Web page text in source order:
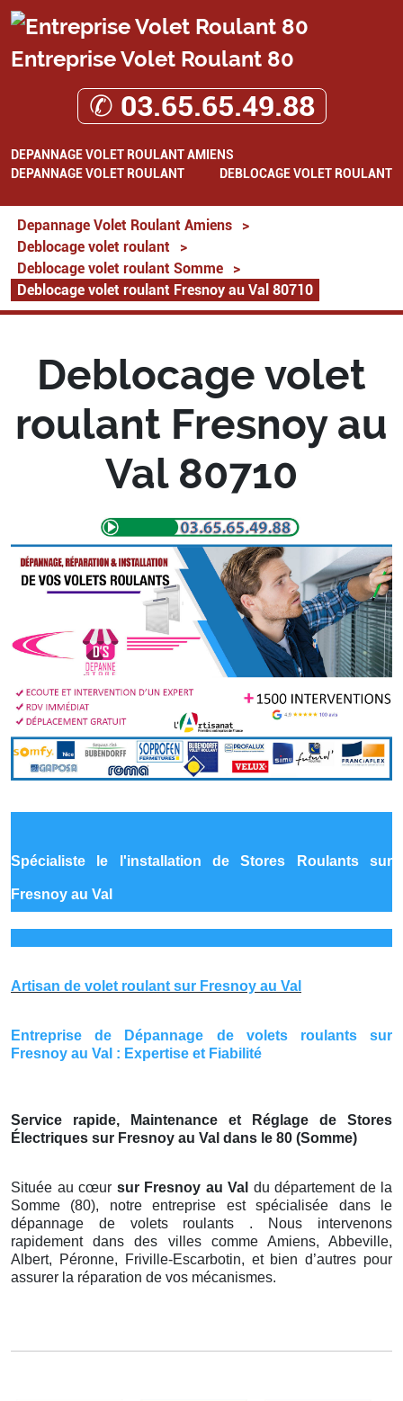
Entreprise Volet Roulant 80
✆ 03.65.65.49.88
DEPANNAGE VOLET ROULANT AMIENS
DEPANNAGE VOLET ROULANT
DEBLOCAGE VOLET ROULANT
Depannage Volet Roulant Amiens
>
Deblocage volet roulant
>
Deblocage volet roulant Somme
>
Deblocage volet roulant Fresnoy au Val 80710
Deblocage volet
roulant Fresnoy au
Val 80710
Spécialiste le l'installation de Stores Roulants sur
Fresnoy au Val
Artisan de volet roulant sur Fresnoy au Val
Entreprise de Dépannage de volets roulants sur
Fresnoy au Val : Expertise et Fiabilité
Service rapide, Maintenance et Réglage de Stores
Électriques sur Fresnoy au Val dans le 80 (Somme)
Située au cœur sur Fresnoy au Val du département de la
Somme (80), notre entreprise est spécialisée dans le
dépannage de volets roulants . Nous intervenons
rapidement dans des villes comme Amiens, Abbeville,
Albert, Péronne, Friville-Escarbotin, et bien d’autres pour
assurer la réparation de vos mécanismes.